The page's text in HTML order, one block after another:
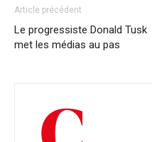
Article précédent
Le progressiste Donald Tusk
met les médias au pas